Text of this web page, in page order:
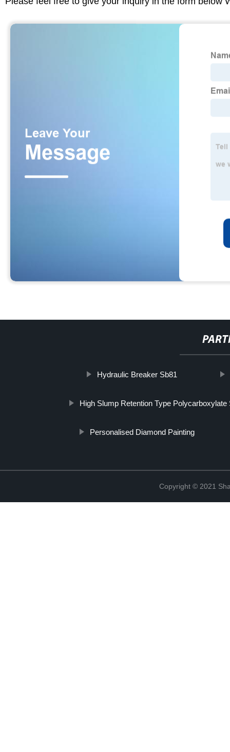
Hydraulic Breaker Sb81
High Slump Retention Type Polycarboxylate
Personalised Diamond Painting
Copyright © 2021